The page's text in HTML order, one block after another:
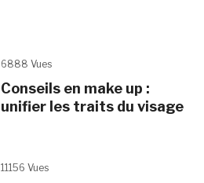
6888 Vues
Conseils en make up :
unifier les traits du visage
11156 Vues